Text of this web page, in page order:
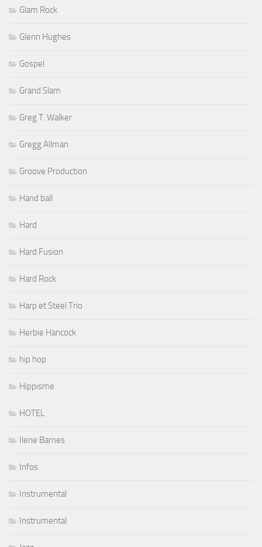
Glam Rock
Glenn Hughes
Gospel
Grand Slam
Greg T. Walker
Gregg Allman
Groove Production
Hand ball
Hard
Hard Fusion
Hard Rock
Harp et Steel Trio
Herbie Hancock
hip hop
Hippisme
HOTEL
Ilene Barnes
Infos
Instrumental
Instrumental